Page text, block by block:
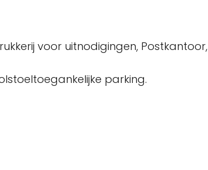
voor uitnodigingen, Postkantoor,
parking.